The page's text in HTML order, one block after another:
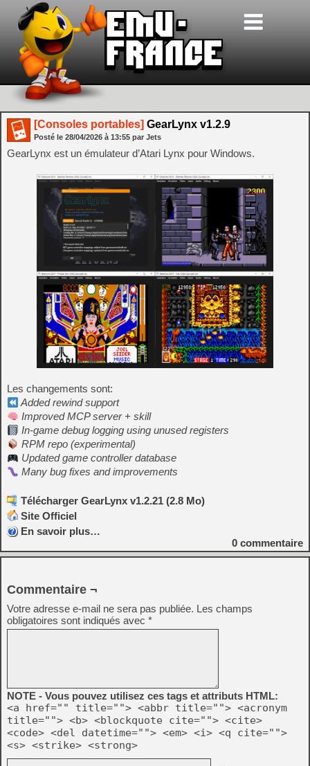
[Consoles portables] GearLynx v1.2.9
Posté le 28/04/2026 à 13:55 par Jets
GearLynx est un émulateur d’Atari Lynx pour Windows.
Les changements sont:
Added rewind support
Improved MCP server + skill
In-game debug logging using unused registers
RPM repo (experimental)
Updated game controller database
Many bug fixes and improvements
Télécharger GearLynx v1.2.21 (2.8 Mo)
Site Officiel
En savoir plus…
0 commentaire
Commentaire ¬
Votre adresse e-mail ne sera pas publiée. Les champs
obligatoires sont indiqués avec *
NOTE - Vous pouvez utilisez ces tags et attributs HTML:
<a href="" title=""> <abbr title=""> <acronym
title=""> <b> <blockquote cite=""> <cite>
<code> <del datetime=""> <em> <i> <q cite="">
<s> <strike> <strong>